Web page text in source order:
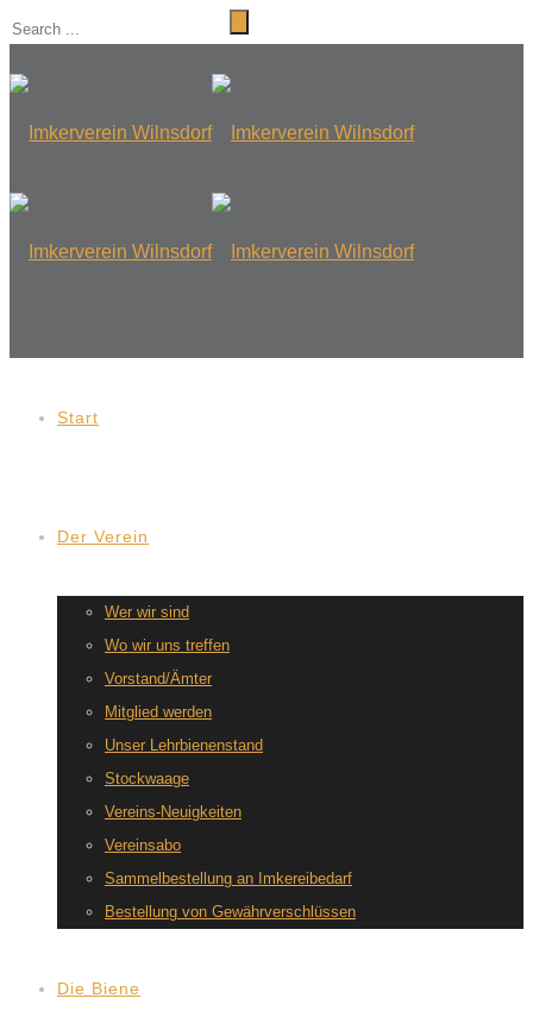
Start
Der Verein
Wer wir sind
Wo wir uns treffen
Vorstand/Ämter
Mitglied werden
Unser Lehrbienenstand
Stockwaage
Vereins-Neuigkeiten
Vereinsabo
Sammelbestellung an Imkereibedarf
Bestellung von Gewährverschlüssen
Die Biene